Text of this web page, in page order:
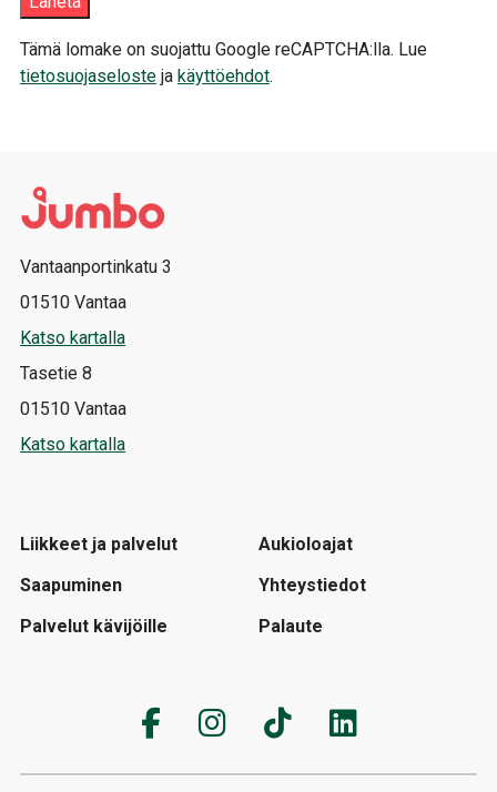
Tämä lomake on suojattu Google reCAPTCHA:lla. Lue
tietosuojaseloste ja käyttöehdot.
Vantaanportinkatu 3
01510 Vantaa
Katso kartalla
Tasetie 8
01510 Vantaa
Katso kartalla
Liikkeet ja palvelut
Saapuminen
Palvelut kävijöille
Aukioloajat
Yhteystiedot
Palaute